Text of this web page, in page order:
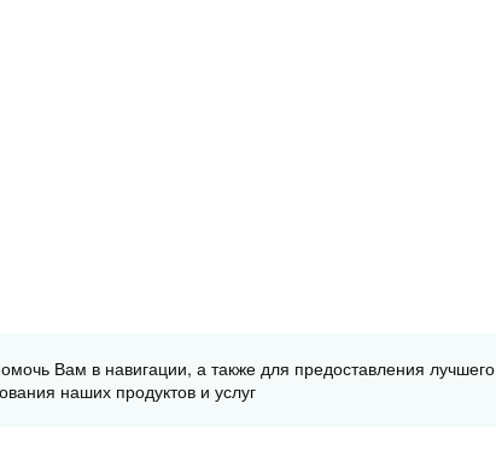
Вам в навигации, а также для предоставления лучшего
наших продуктов и услуг